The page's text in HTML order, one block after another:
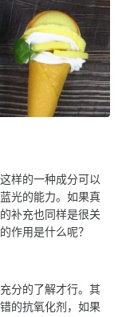
样的一种成分可以
光的能力。如果真
补充也同样是很关
作用是什么呢？
分的了解才行。其
的抗氧化剂，如果